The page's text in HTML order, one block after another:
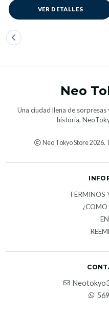
VER DETALLES
Neo
Una ciudad llena de sorpresas
historia,
Neo Tokyo Store
TÉRMINOS
¿COMO